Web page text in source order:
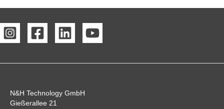
N&H Technology GmbH
Gießerallee 21